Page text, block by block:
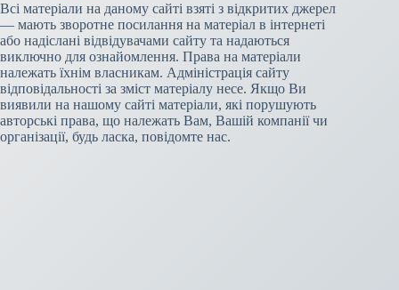
Всі матеріали на даному сайті взяті з відкритих джерел
— мають зворотне посилання на матеріал в інтернеті
або надіслані відвідувачами сайту та надаються
виключно для ознайомлення. Права на матеріали
належать їхнім власникам. Адміністрація сайту
відповідальності за зміст матеріалу несе. Якщо Ви
виявили на нашому сайті матеріали, які порушують
авторські права, що належать Вам, Вашій компанії чи
організації, будь ласка, повідомте нас.